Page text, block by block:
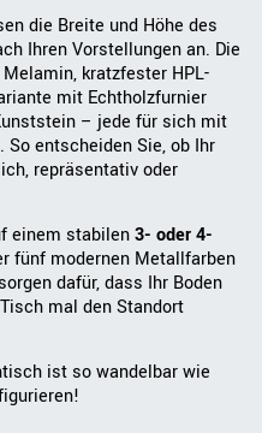
die Breite und Höhe des
Ihren Vorstellungen an. Die
kratzfester HPL-
mit Echtholzfurnier
– jede für sich mit
So entscheiden Sie, ob Ihr
repräsentativ oder
einem stabilen3- oder 4-
fünf modernen Metallfarben
dafür, dass Ihr Boden
mal den Standort
ist so wandelbar wie